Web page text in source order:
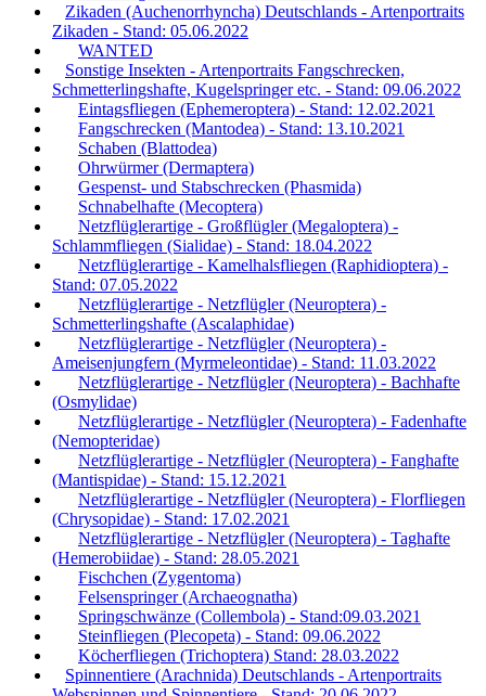
Zikaden (Auchenorrhyncha) Deutschlands - Artenportraits
Zikaden - Stand: 05.06.2022
WANTED
Sonstige Insekten - Artenportraits Fangschrecken,
Schmetterlingshafte, Kugelspringer etc. - Stand: 09.06.2022
Eintagsfliegen (Ephemeroptera) - Stand: 12.02.2021
Fangschrecken (Mantodea) - Stand: 13.10.2021
Schaben (Blattodea)
Ohrwürmer (Dermaptera)
Gespenst- und Stabschrecken (Phasmida)
Schnabelhafte (Mecoptera)
Netzflüglerartige - Großflügler (Megaloptera) -
Schlammfliegen (Sialidae) - Stand: 18.04.2022
Netzflüglerartige - Kamelhalsfliegen (Raphidioptera) -
Stand: 07.05.2022
Netzflüglerartige - Netzflügler (Neuroptera) -
Schmetterlingshafte (Ascalaphidae)
Netzflüglerartige - Netzflügler (Neuroptera) -
Ameisenjungfern (Myrmeleontidae) - Stand: 11.03.2022
Netzflüglerartige - Netzflügler (Neuroptera) - Bachhafte
(Osmylidae)
Netzflüglerartige - Netzflügler (Neuroptera) - Fadenhafte
(Nemopteridae)
Netzflüglerartige - Netzflügler (Neuroptera) - Fanghafte
(Mantispidae) - Stand: 15.12.2021
Netzflüglerartige - Netzflügler (Neuroptera) - Florfliegen
(Chrysopidae) - Stand: 17.02.2021
Netzflüglerartige - Netzflügler (Neuroptera) - Taghafte
(Hemerobiidae) - Stand: 28.05.2021
Fischchen (Zygentoma)
Felsenspringer (Archaeognatha)
Springschwänze (Collembola) - Stand:09.03.2021
Steinfliegen (Plecopeta) - Stand: 09.06.2022
Köcherfliegen (Trichoptera) Stand: 28.03.2022
Spinnentiere (Arachnida) Deutschlands - Artenportraits